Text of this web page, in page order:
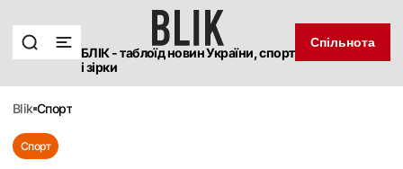
БЛІК - таблоїд новин України, спорт
і зірки
Спільнота
blik спорт
Спорт